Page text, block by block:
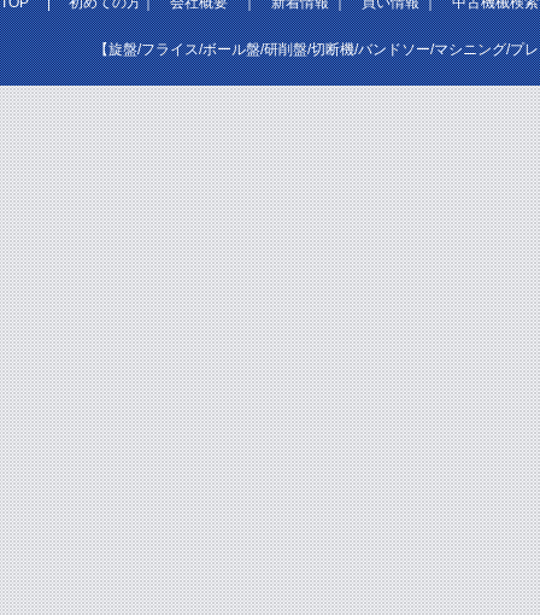
【旋盤/フライス/ボール盤/研削盤/切断機/バンドソー/マシニング/プ